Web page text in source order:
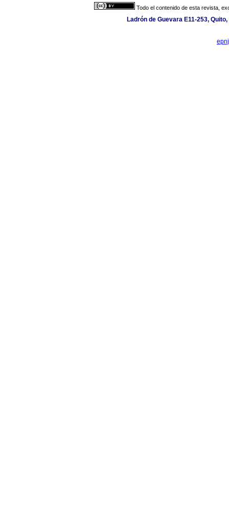
Todo el contenido de esta revista,
Ladrón de Guevara E11-253,